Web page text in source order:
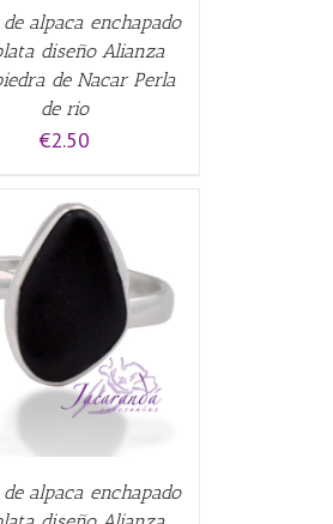
alpaca enchapado
diseño Alianza
de Nacar Perla
de rio
€2.50
alpaca enchapado